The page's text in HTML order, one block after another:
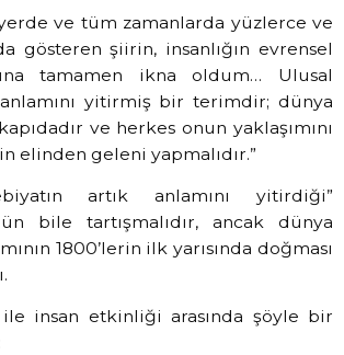
ve tüm zamanlarda yüzlerce ve
gösteren şiirin, insanlığın evrensel
tamamen ikna oldum… Ulusal
yitirmiş bir terimdir; dünya
ve herkes onun yaklaşımını
elinden geleni yapmalıdır.”
artık anlamını yitirdiği”
bile tartışmalıdır, ancak dünya
1800’lerin ilk yarısında doğması
insan etkinliği arasında şöyle bir